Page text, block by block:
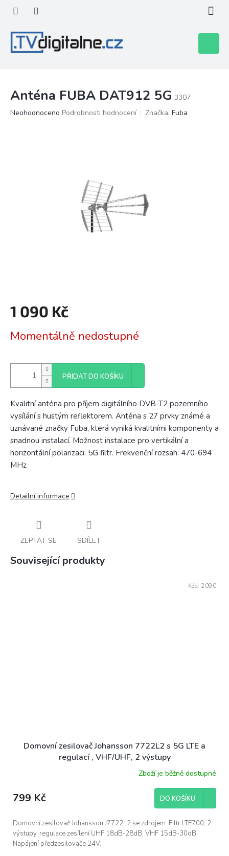
obsah
košík
Anténa FUBA DAT912 5G 3307
Průměrné
Neohodnoceno Podrobnosti hodnocení Značka: Fuba
1 090 Kč
cena:
Momentálně nedostupné
PŘIDAT DO KOŠÍKU
Kvalitní anténa pro příjem digitálního DVB-T2 pozemního
vysílání s hustým reflektorem. Anténa s 27 prvky známé a
uznávané značky Fuba, která vyniká kvalitními komponenty a
snadnou instalací. Možnost instalace pro vertikální a
horizontální polarizaci. 5G filtr. Frekvenční rozsah: 470-694
MHz
Detailní informace
ZEPTAT SE SDÍLET
Související produkty
Domovní zesilovač Johansson 7722L2 s 5G LTE a
regulací , VHF/UHF, 2 výstupy
Zboží je běžně dostupné
799 Kč DO KOŠÍKU
Domovní zesilovač Johansson J7722L2 se zdrojem. Filtr LTE700, 2
výstupy, regulace zesílení UHF 18dB-28dB, VHF 15dB-30dB.
Napájení předzesilovače 24V.
Kód: 2090